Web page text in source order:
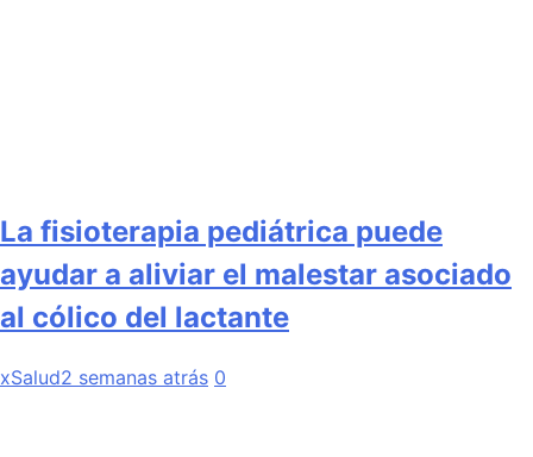
La fisioterapia pediátrica puede
ayudar a aliviar el malestar asociado
al cólico del lactante
xSalud2 semanas atrás 0